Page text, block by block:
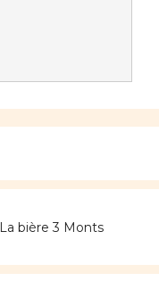
La bière 3 Monts